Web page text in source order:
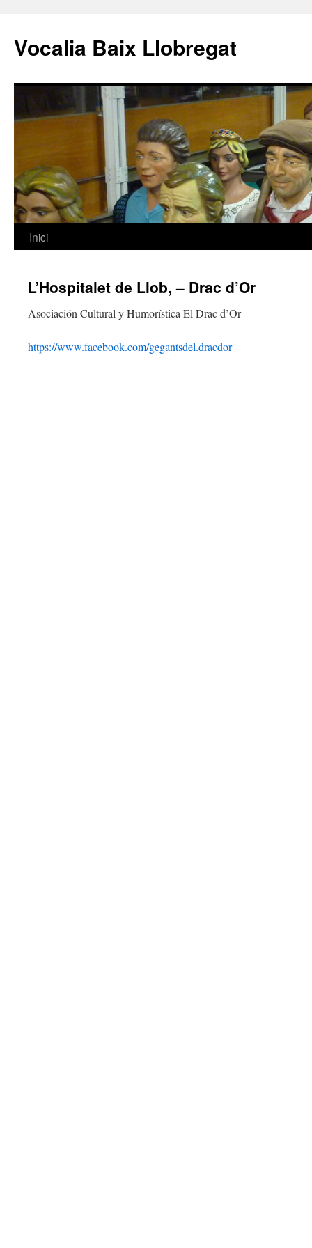
Vocalia Baix Llobregat
Vés
contingut
Inici
L’Hospitalet de Llob, – Drac d’Or
Asociación Cultural y Humorística El Drac d’Or
https://www.facebook.com/gegantsdel.dracdor